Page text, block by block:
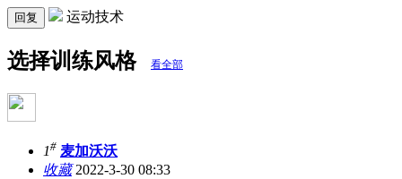
回复 运动技术
选择训练风格 看全部
1# 麦加沃沃
收藏2022-3-30 08:33